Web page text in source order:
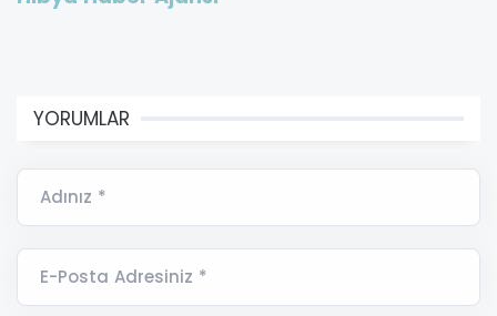
YORUMLAR
Adınız *
E-Posta Adresiniz *